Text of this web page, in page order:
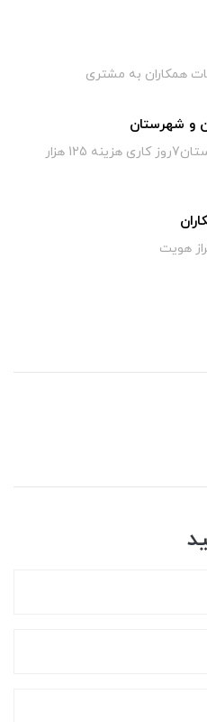
همکاران به مشتری
و شهرستان
تهران 72ساعت ؛ شهرستان7روز کاری هزینه 125 هزار
هویت